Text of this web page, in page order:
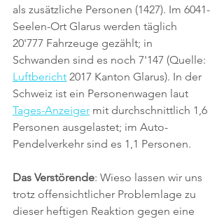
als zusätzliche Personen (1427). Im 6041-
Seelen-Ort Glarus werden täglich
20'777 Fahrzeuge gezählt; in
Schwanden sind es noch 7'147 (Quelle:
Luftbericht 2017 Kanton Glarus). In der
Schweiz ist ein Personenwagen laut
Tages-Anzeiger mit durchschnittlich 1,6
Personen ausgelastet; im Auto-
Pendelverkehr sind es 1,1 Personen.
Das Verstörende: Wieso lassen wir uns
trotz offensichtlicher Problemlage zu
dieser heftigen Reaktion gegen eine